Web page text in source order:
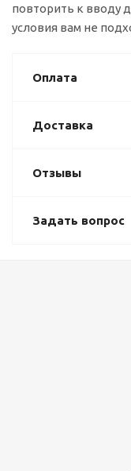
повторить к вводу
условия вам не
Оплата
Доставка
Отзывы
Задать вопрос